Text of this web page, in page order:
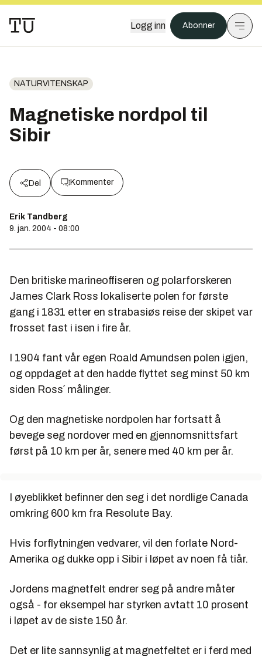
Logg inn Abonner
NATURVITENSKAP
Magnetiske nordpol til
Sibir
Del Kommenter
Erik Tandberg
9. jan. 2004 - 08:00
Den britiske marineoffiseren og polarforskeren
James Clark Ross lokaliserte polen for første
gang i 1831 etter en strabasiøs reise der skipet var
frosset fast i isen i fire år.
I 1904 fant vår egen Roald Amundsen polen igjen,
og oppdaget at den hadde flyttet seg minst 50 km
siden Ross´ målinger.
Og den magnetiske nordpolen har fortsatt å
bevege seg nordover med en gjennomsnittsfart
først på 10 km per år, senere med 40 km per år.
I øyeblikket befinner den seg i det nordlige Canada
omkring 600 km fra Resolute Bay.
Hvis forflytningen vedvarer, vil den forlate Nord-
Amerika og dukke opp i Sibir i løpet av noen få tiår.
Jordens magnetfelt endrer seg på andre måter
også - for eksempel har styrken avtatt 10 prosent
i løpet av de siste 150 år.
Det er lite sannsynlig at magnetfeltet er i ferd med